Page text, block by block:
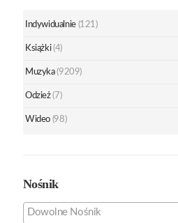
Indywidualnie (121)
Książki (4)
Muzyka (9209)
Odzież (7)
Wideo (98)
Nośnik